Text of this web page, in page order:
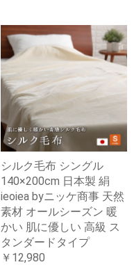
シルク毛布 シングル
140×200cm 日本製 絹
ieoiea byニッケ商事 天然
素材 オールシーズン 暖
かい 肌に優しい 高級 ス
タンダードタイプ
￥12,980